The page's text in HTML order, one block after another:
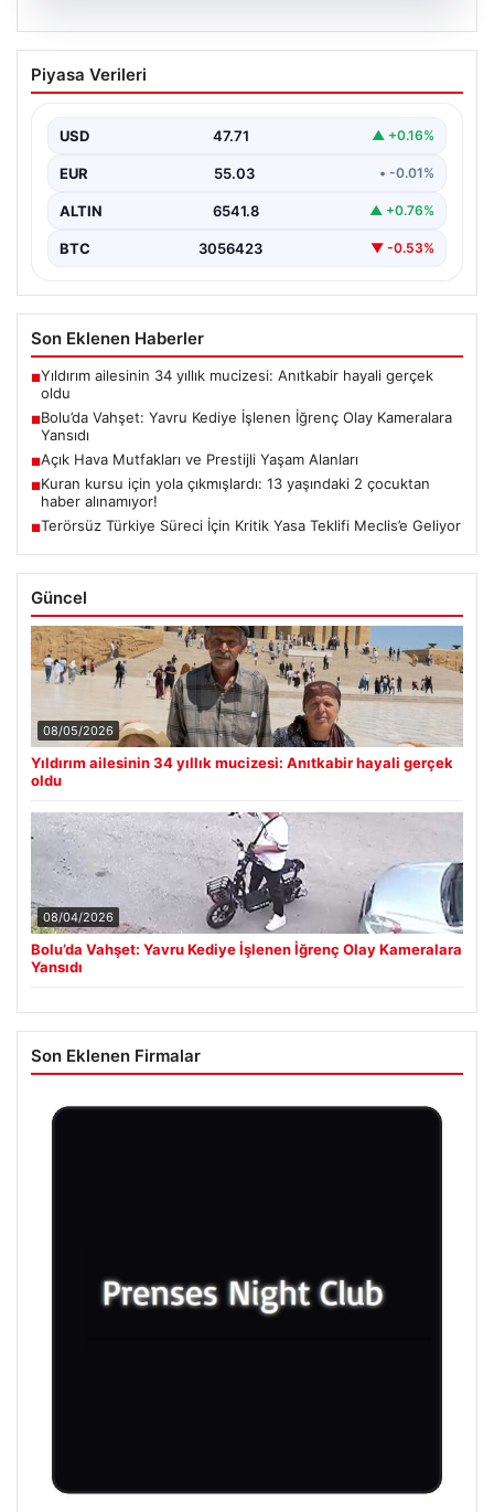
Bolu’da Vahşet: Yavru Kediye İşlenen
İğrenç Olay Kameralara Yansıdı
günlerde meydana gelen korkutucu olay, bölgedeki
sakinleri derinden sarstı. Elektrikli…
Piyasa Verileri
USD 47.71 ▲ +0.16%
EUR 55.03 • -0.01%
ALTIN 6541.8 ▲ +0.76%
BTC 3056423 ▼ -0.53%
Son Eklenen Haberler
■Yıldırım ailesinin 34 yıllık mucizesi: Anıtkabir hayali gerçek
oldu
■Bolu’da Vahşet: Yavru Kediye İşlenen İğrenç Olay Kameralara
Yansıdı
■Açık Hava Mutfakları ve Prestijli Yaşam Alanları
■Kuran kursu için yola çıkmışlardı: 13 yaşındaki 2 çocuktan
haber alınamıyor!
■Terörsüz Türkiye Süreci İçin Kritik Yasa Teklifi Meclis’e Geliyor
Güncel
08/05/2026
Yıldırım ailesinin 34 yıllık mucizesi: Anıtkabir hayali gerçek
oldu
08/04/2026
Bolu’da Vahşet: Yavru Kediye İşlenen İğrenç Olay Kameralara
Yansıdı
Son Eklenen Firmalar